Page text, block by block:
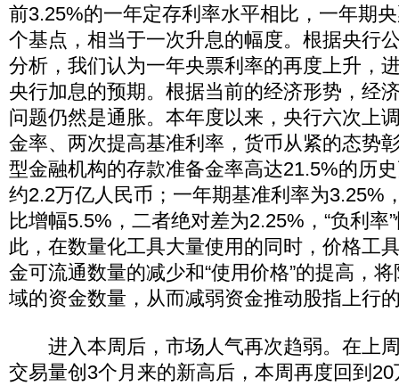
前3.25%的一年定存利率水平相比，一年期
个基点，相当于一次升息的幅度。根据央行
分析，我们认为一年央票利率的再度上升，
央行加息的预期。根据当前的经济形势，经
问题仍然是通胀。本年度以来，央行六次上
金率、两次提高基准利率，货币从紧的态势
型金融机构的存款准备金率高达21.5%的历
约2.2万亿人民币；一年期基准利率为3.25%
比增幅5.5%，二者绝对差为2.25%，“负利率
此，在数量化工具大量使用的同时，价格工
金可流通数量的减少和“使用价格”的提高，
域的资金数量，从而减弱资金推动股指上行
进入本周后，市场人气再次趋弱。在上
交易量创3个月来的新高后，本周再度回到